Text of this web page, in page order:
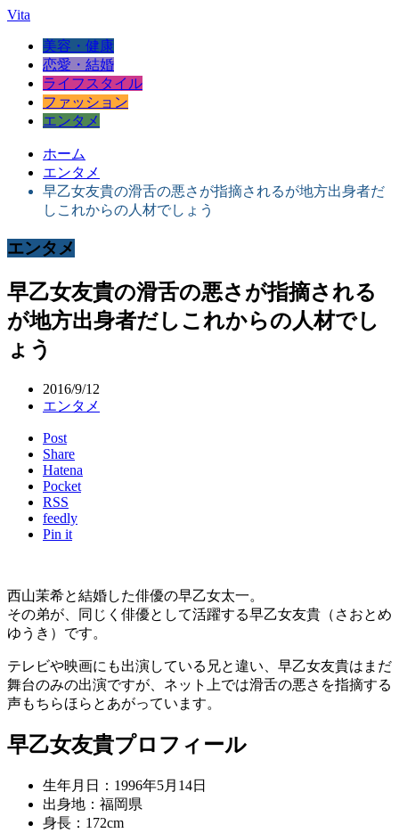
Vita
美容・健康
恋愛・結婚
ライフスタイル
ファッション
エンタメ
ホーム
エンタメ
早乙女友貴の滑舌の悪さが指摘されるが地方出身者だ
しこれからの人材でしょう
エンタメ
早乙女友貴の滑舌の悪さが指摘される
が地方出身者だしこれからの人材でし
ょう
2016/9/12
エンタメ
Post
Share
Hatena
Pocket
RSS
feedly
Pin it
西山茉希と結婚した俳優の早乙女太一。
その弟が、同じく俳優として活躍する早乙女友貴（さおとめ
ゆうき）です。
テレビや映画にも出演している兄と違い、早乙女友貴はまだ
舞台のみの出演ですが、ネット上では滑舌の悪さを指摘する
声もちらほらとあがっています。
早乙女友貴プロフィール
生年月日：1996年5月14日
出身地：福岡県
身長：172cm